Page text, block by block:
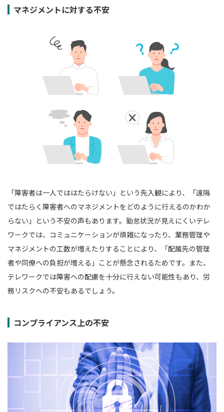
マネジメントに対する不安
「障害者は一人でははたらけない」という先入観により、「遠隔
ではたらく障害者へのマネジメントをどのように行えるのかわか
らない」という不安の声もあります。勤怠状況が見えにくいテレ
ワークでは、コミュニケーションが煩雑になったり、業務管理や
マネジメントの工数が増えたりすることにより、「配属先の管理
者や同僚への負担が増える」ことが懸念されるためです。また、
テレワークでは障害への配慮を十分に行えない可能性もあり、労
務リスクへの不安もあるでしょう。
コンプライアンス上の不安